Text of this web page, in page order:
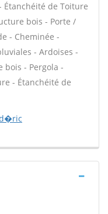
Étanchéité de Toiture
bois - Porte /
- Cheminée -
- Ardoises -
bois - Pergola -
- Étanchéité de